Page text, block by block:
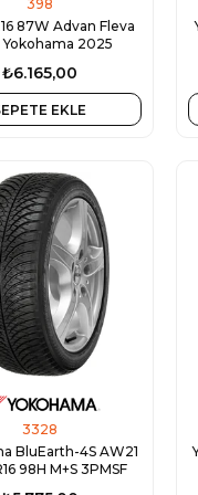
398
87W Advan Fleva
Yokohama 2025
₺6.165,00
EKLE
3328
BluEarth-4S AW21
98H M+S 3PMSF